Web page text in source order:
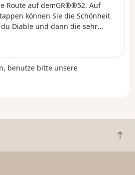
Route auf demGR®®52. Auf
können Sie die Schönheit
Diable und dann die sehr
genießen. Nach der Baisse
schließlich in eine mediterranere
das Authion-Massiv, einen
des Zweiten Weltkriegs.
benutze bitte unsere
Z
u